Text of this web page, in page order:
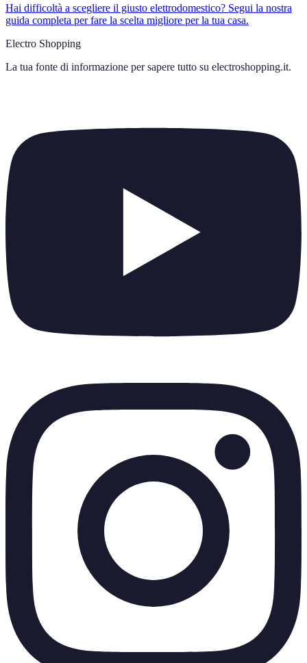
Hai difficoltà a scegliere il giusto elettrodomestico? Segui la nostra
guida completa per fare la scelta migliore per la tua casa.
Electro Shopping
La tua fonte di informazione per sapere tutto su electroshopping.it.